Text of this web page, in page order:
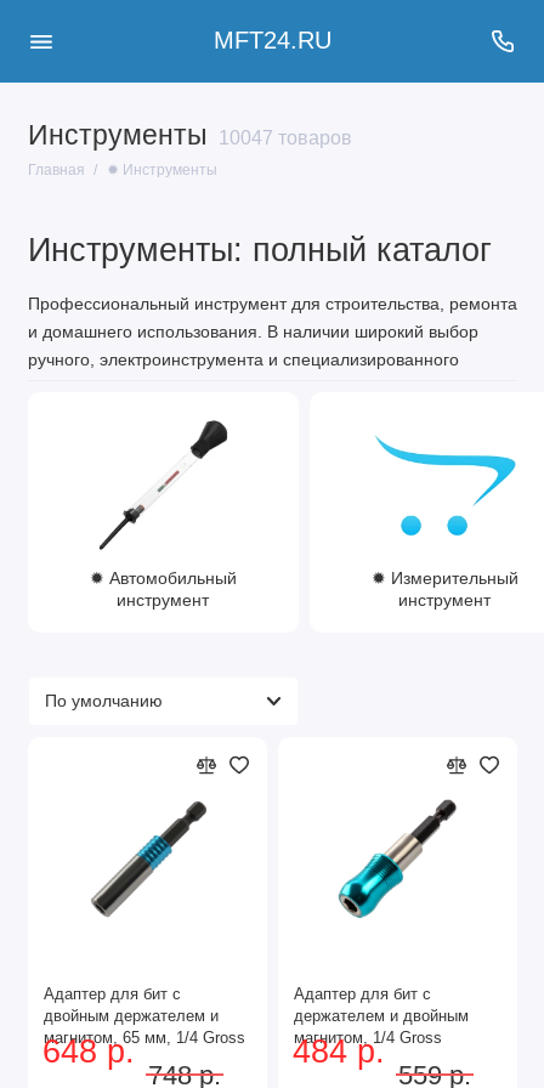
MFT24.RU
Инструменты 10047 товаров
Главная ✹ Инструменты
Инструменты: полный каталог
Профессиональный инструмент для строительства, ремонта
и домашнего использования. В наличии широкий выбор
ручного, электроинструмента и специализированного
Основные категории
инструментов
Ручной инструмент
Измерительный инструмент
Популярные виды
Болгарки (УШМ)
Перфораторы
Отвёртки
Ключи
Уровень и рулетка
Материалы изготовления
✹ Автомобильный
инструмент
✹ Измерительный
инструмент
Адаптер для бит с
двойным держателем и
магнитом, 65 мм, 1/4 Gross
648 р.
748 р.
Адаптер для бит с
держателем и двойным
магнитом, 1/4 Gross
484 р.
559 р.